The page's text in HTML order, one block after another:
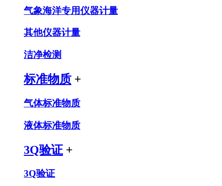
气象海洋专用仪器计量
其他仪器计量
洁净检测
标准物质 +
气体标准物质
液体标准物质
3Q验证 +
3Q验证